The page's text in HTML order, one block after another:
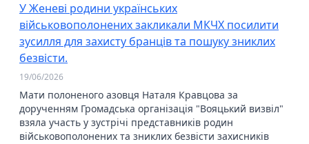
У Женеві родини українських
військовополонених закликали МКЧХ посилити
зусилля для захисту бранців та пошуку зниклих
безвісти.
19/06/2026
Мати полоненого азовця Наталя Кравцова за
дорученням Громадська організація "Вояцький визвіл"
взяла участь у зустрічі представників родин
військовополонених та зниклих безвісти захисників